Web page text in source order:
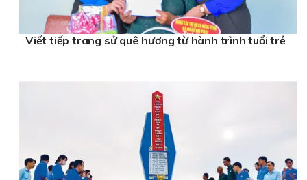
Viết tiếp trang sử quê hương từ hành trình tuổi trẻ